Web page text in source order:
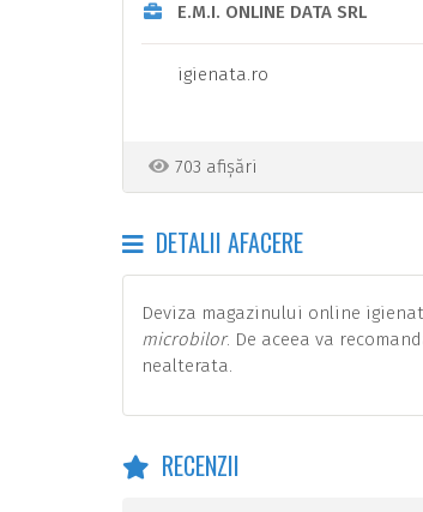
E.M.I. ONLINE DATA SRL
igienata.ro
703 afișări
DETALII AFACERE
Deviza magazinului online
microbilor. De aceea va
nealterata.
RECENZII